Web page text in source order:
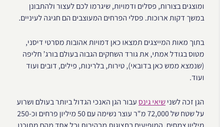
ומוצגים בצורות, פסלים ודמויות, שיגרמו לכם לעצור ולהתבונן
במשך דקות ארוכות. פסלי הפרחים המעוצבים הם חגיגה לעיניים.
בתוך מאות המייצגים תמצאו כאן דמויות אהובות מסרטי דיסני,
מטוס בגודל אמתי, את גורד השחקים הגבוה בעולם בורג’ חליפה
(שנמצא ממש כאן בדובאי), טירות, בלרינות, פילים, דובים ועוד
ועוד.
הגן זכה לשנישיאי גינסעבור הגן האנכי הגדול ביותר בעולם ושרוע
על שטח של 72,000 מ"ר עוצר נשימה עם 50 מיליון פרחים וכ-250